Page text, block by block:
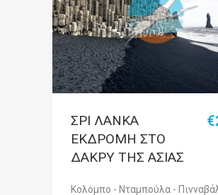
ΣΡΙ ΛΑΝΚΑ
ΕΚΔΡΟΜΗ ΣΤΟ
ΔΑΚΡΥ ΤΗΣ ΑΣΙΑΣ
Κολόμπο - Νταμπούλα -